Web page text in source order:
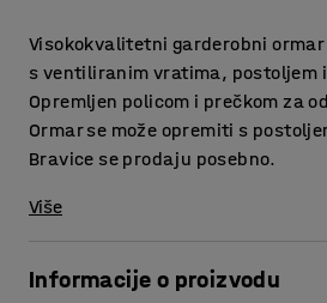
Visokokvalitetni garderobni
s ventiliranim vratima, postoljem
Opremljen policom i prečkom za
Ormar se može opremiti s
Bravice se prodaju posebno.
Više
Informacije o proizvodu